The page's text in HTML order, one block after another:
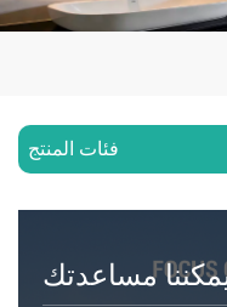
فئات المنتج
مساعدتك